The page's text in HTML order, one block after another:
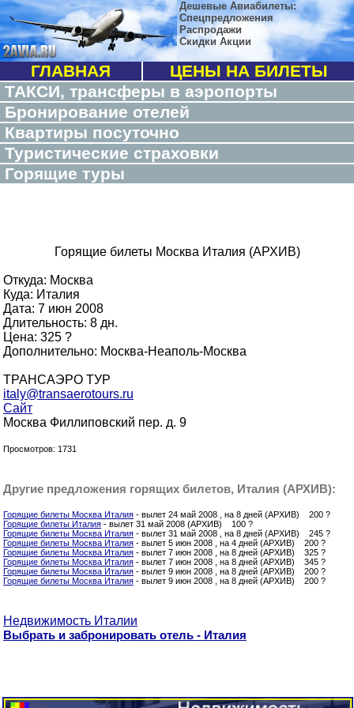
Дешевые Авиабилеты:
Спецпредложения
Распродажи
Скидки Акции
ГЛАВНАЯ
ЦЕНЫ НА БИЛЕТЫ
ТАКСИ, трансферы в аэропорты
Бронирование отелей
Квартиры посуточно
Туристические страховки
Горящие туры
Горящие билеты Москва Италия (АРХИВ)
Откуда: Москва
Куда: Италия
Дата: 7 июн 2008
Длительность: 8 дн.
Цена: 325 ?
Дополнительно: Москва-Неаполь-Москва
ТРАНСАЭРО ТУР
italy@transaerotours.ru
Сайт
Москва Филлиповский пер. д. 9
Просмотров: 1731
Другие предложения горящих билетов, Италия (АРХИВ):
Горящие билеты Москва Италия - вылет 24 май 2008 , на 8 дней (АРХИВ) 200 ?
Горящие билеты Италия - вылет 31 май 2008 (АРХИВ) 100 ?
Горящие билеты Москва Италия - вылет 31 май 2008 , на 8 дней (АРХИВ) 245 ?
Горящие билеты Москва Италия - вылет 5 июн 2008 , на 4 дней (АРХИВ) 200 ?
Горящие билеты Москва Италия - вылет 7 июн 2008 , на 8 дней (АРХИВ) 325 ?
Горящие билеты Москва Италия - вылет 7 июн 2008 , на 8 дней (АРХИВ) 345 ?
Горящие билеты Москва Италия - вылет 9 июн 2008 , на 8 дней (АРХИВ) 200 ?
Горящие билеты Москва Италия - вылет 9 июн 2008 , на 8 дней (АРХИВ) 200 ?
Недвижимость Италии
Выбрать и забронировать отель - Италия